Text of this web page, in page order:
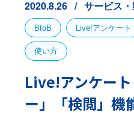
2020.8.26 サービス
BtoB Live!アンケート
使い方
Live!アンケー
ー」「検閲」機